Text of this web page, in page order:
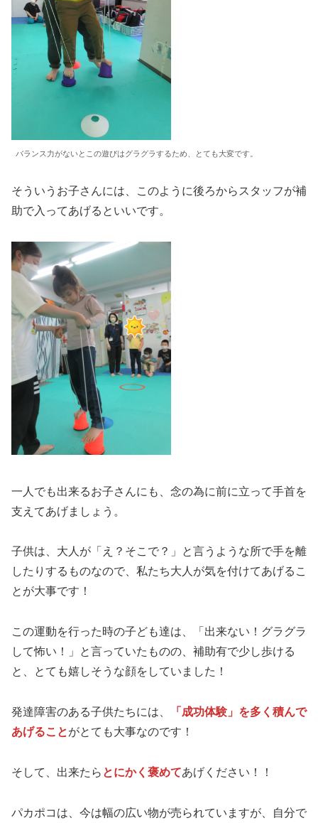
バランス力がないとこの遊びはグラグラするため、とても大変です。
そういうお子さんには、このように後ろからスタッフが補
助で入ってあげるといいです。
一人でも出来るお子さんにも、念の為に前に立って手首を
支えてあげましょう。
子供は、大人が「え？そこで？」と言うような所で手を離
したりするものなので、私たち大人が気を付けてあげるこ
とが大事です！
この運動を行った時の子ども達は、「出来ない！グラグラ
して怖い！」と言っていたものの、補助有で少し歩ける
と、とても嬉しそうな顔をしていました！
発達障害のある子供たちには、
「成功体験」を多く積んで
あげることがとても大事なのです！
そして、出来たら とにかく褒めてあげください！！
パカポコは、今は幅の広い物が売られていますが、自分で